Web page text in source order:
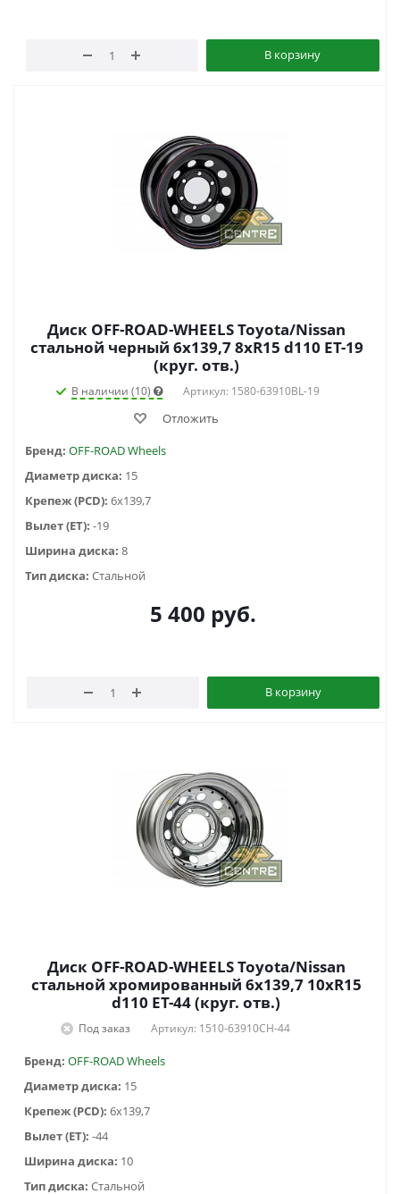
В корзину
Диск OFF-ROAD-WHEELS Toyota/Nissan
стальной черный 6x139,7 8xR15 d110 ET-19
(круг. отв.)
В наличии (10) Артикул: 1580-63910BL-19
Отложить
Бренд: OFF-ROAD Wheels
Диаметр диска: 15
Крепеж (PCD): 6x139,7
Вылет (ET): -19
Ширина диска: 8
Тип диска: Стальной
5 400 руб.
В корзину
Диск OFF-ROAD-WHEELS Toyota/Nissan
стальной хромированный 6x139,7 10xR15
d110 ET-44 (круг. отв.)
Под заказ Артикул: 1510-63910CH-44
Бренд: OFF-ROAD Wheels
Диаметр диска: 15
Крепеж (PCD): 6x139,7
Вылет (ET): -44
Ширина диска: 10
Тип диска: Стальной